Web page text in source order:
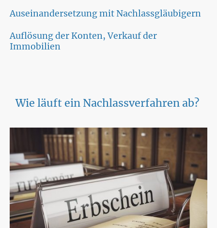
Auseinandersetzung mit Nachlassgläubigern
Auflösung der Konten, Verkauf der
Immobilien
Wie läuft ein Nachlassverfahren ab?